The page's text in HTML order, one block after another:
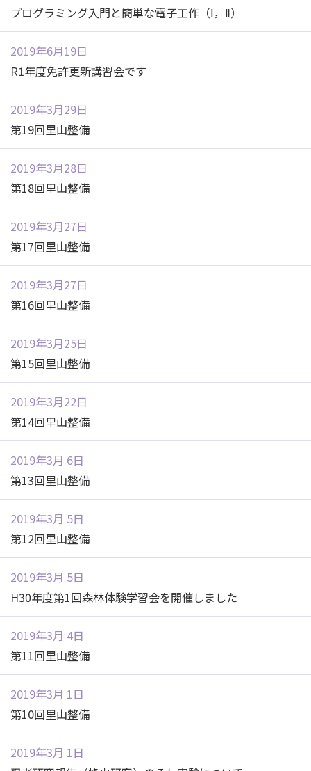
プログラミング入門と簡単な電子工作（Ⅰ，Ⅱ）
2019年6月19日
R1年度免許更新講習会です
2019年3月29日
第19回里山整備
2019年3月28日
第18回里山整備
2019年3月27日
第17回里山整備
2019年3月27日
第16回里山整備
2019年3月25日
第15回里山整備
2019年3月22日
第14回里山整備
2019年3月 6日
第13回里山整備
2019年3月 5日
第12回里山整備
2019年3月 5日
H30年度第1回森林体験学習会を開催しました
2019年3月 4日
第11回里山整備
2019年3月 1日
第10回里山整備
2019年3月 1日